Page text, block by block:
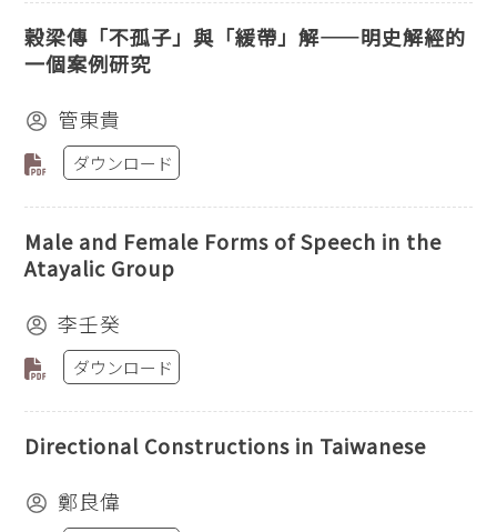
穀梁傳「不孤子」與「緩帶」解——明史解經的
一個案例研究
管東貴
ダウンロード
Male and Female Forms of Speech in the
Atayalic Group
李壬癸
ダウンロード
Directional Constructions in Taiwanese
鄭良偉